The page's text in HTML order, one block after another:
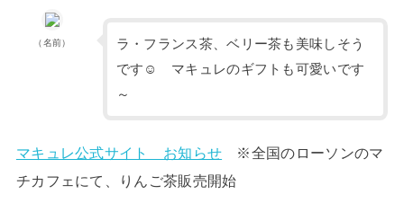
（名前）
ラ・フランス茶、ベリー茶も美味しそう
です☺ マキュレのギフトも可愛いです
～
マキュレ公式サイト お知らせ ※全国のローソンのマ
チカフェにて、りんご茶販売開始